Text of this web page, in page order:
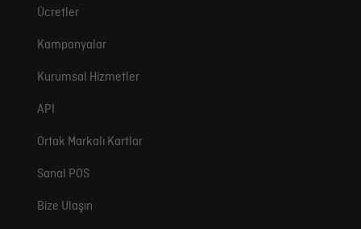
Ücretler
Kampanyalar
Kurumsal Hizmetler
API
Ortak Markalı Kartlar
Sanal POS
Bize Ulaşın